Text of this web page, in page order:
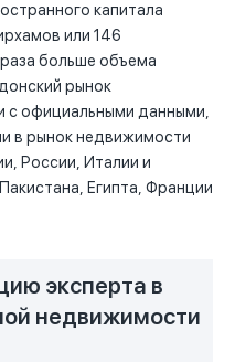
капитала
или 146
больше объема
рынок
с официальными данными,
в рынок недвижимости
России, Италии и
Египта, Франции
эксперта в
недвижимости